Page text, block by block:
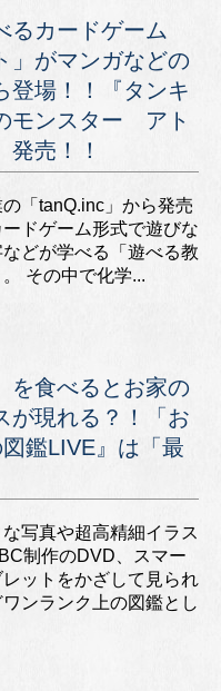
るカードゲーム
」がマンガなどの
登場！！『タンキ
モンスター アト
売！！
「tanQ.inc」から発売
ドゲーム形式で遊びな
どが学べる「遊べる教
その中で化学...
を食べるとお家の
が現れる？！「お
鑑LIVE』は「最
写真や超高精細イラス
制作のDVD、スマー
レットをかざして見られ
ンランク上の図鑑とし